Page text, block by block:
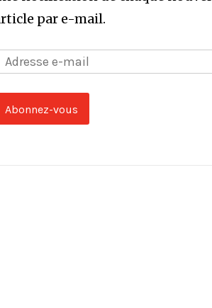
par e-mail.
Adresse
mail
Abonnez-vous